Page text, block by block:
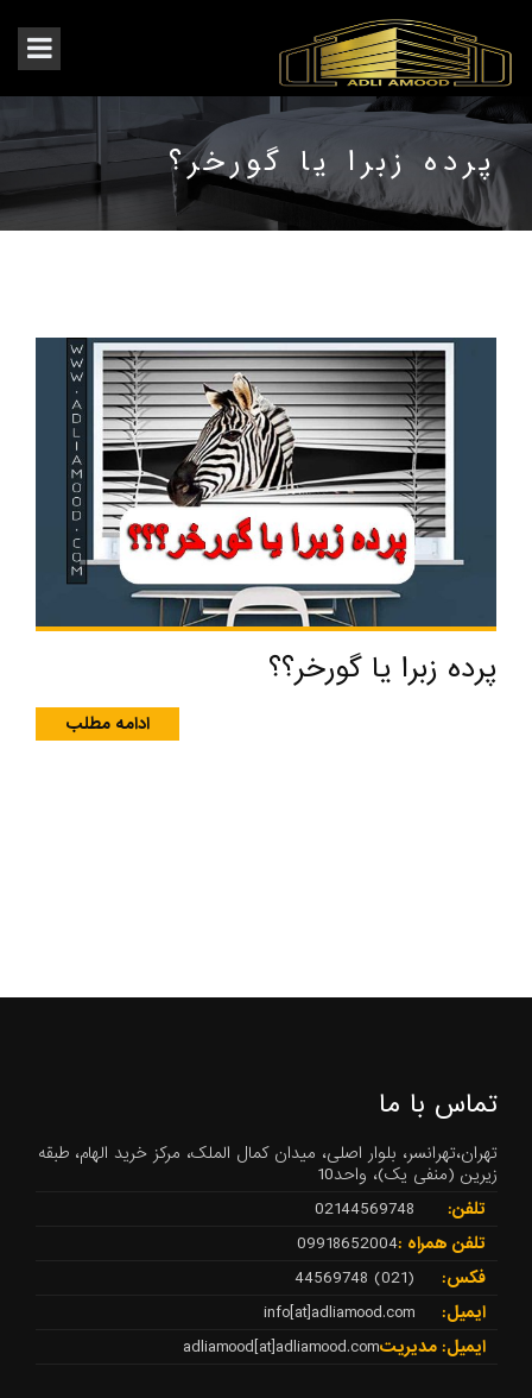
پرده زبرا یا گورخر؟
پرده زبرا یا گورخر؟؟
ادامه مطلب
تماس با ما
تهران،تهرانسر، بلوار اصلی، میدان کمال الملک، مرکز خرید الهام، طبقه
زیرین (منفی یک)، واحد10
تلفن:
02144569748
تلفن همراه :09918652004
فکس:
(021) 44569748
ایمیل:
info[at]adliamood.com
ایمیل: مدیریتadliamood[at]adliamood.com